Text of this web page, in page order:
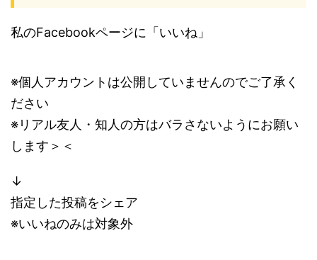
私のFacebookページに「いいね」
※個人アカウントは公開していませんのでご了承く
ださい
※リアル友人・知人の方はバラさないようにお願い
します＞＜
↓
指定した投稿をシェア
※いいねのみは対象外